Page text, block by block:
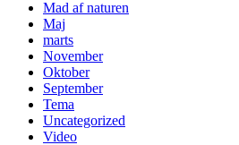
Mad af naturen
Maj
marts
November
Oktober
September
Tema
Uncategorized
Video